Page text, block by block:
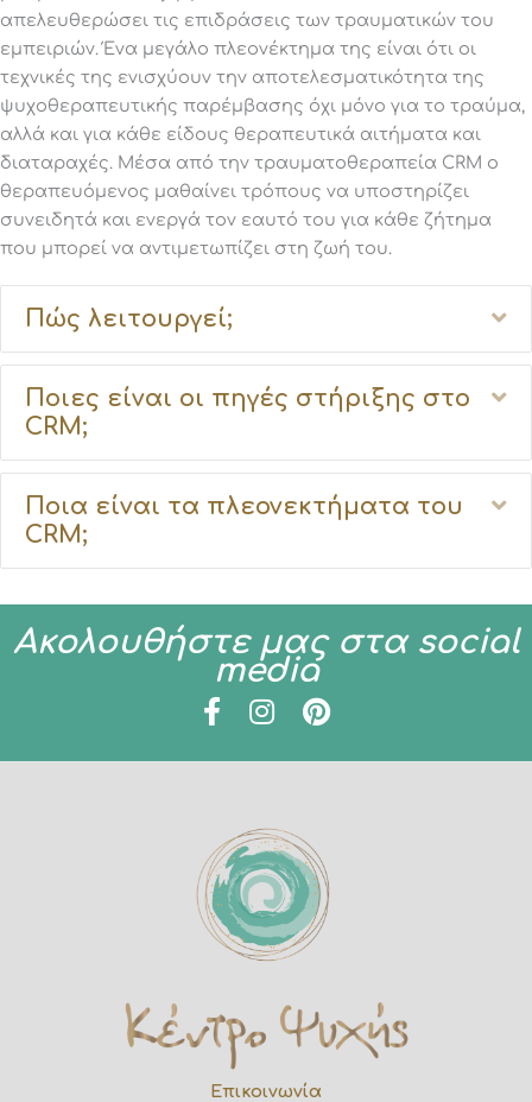
απελευθερώσει τις επιδράσεις των τραυματικών του
εμπειριών. Ένα μεγάλο πλεονέκτημα της είναι ότι οι
τεχνικές της ενισχύουν την αποτελεσματικότητα της
ψυχοθεραπευτικής παρέμβασης όχι μόνο για το τραύμα,
αλλά και για κάθε είδους θεραπευτικά αιτήματα και
διαταραχές. Μέσα από την τραυματοθεραπεία CRM ο
θεραπευόμενος μαθαίνει τρόπους να υποστηρίζει
συνειδητά και ενεργά τον εαυτό του για κάθε ζήτημα
που μπορεί να αντιμετωπίζει στη ζωή του.
Πώς λειτουργεί;
Ποιες είναι οι πηγές στήριξης στο
CRM;
Ποια είναι τα πλεονεκτήματα του
CRM;
Ακολουθήστε μας στα social
media
Επικοινωνία